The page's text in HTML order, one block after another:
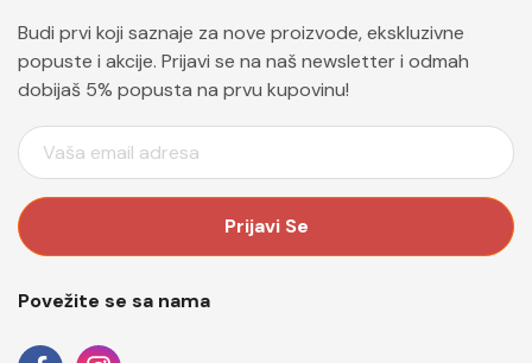
Budi prvi koji saznaje za nove proizvode, ekskluzivne
popuste i akcije. Prijavi se na naš newsletter i odmah
dobijaš 5% popusta na prvu kupovinu!
E
M
I
D
Povežite se sa nama